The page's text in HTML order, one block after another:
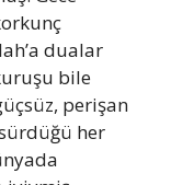
dualar
bile
perişan
her